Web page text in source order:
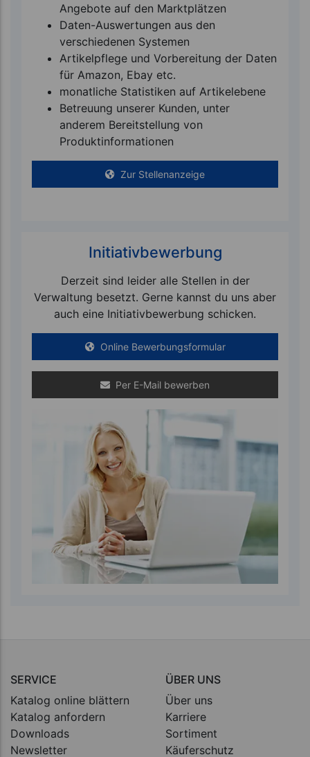
Angebote auf den Marktplätzen
Daten-Auswertungen aus den
verschiedenen Systemen
Artikelpflege und Vorbereitung der Daten
für Amazon, Ebay etc.
monatliche Statistiken auf Artikelebene
Betreuung unserer Kunden, unter
anderem Bereitstellung von
Produktinformationen
Zur Stellenanzeige
Initiativbewerbung
Derzeit sind leider alle Stellen in der
Verwaltung besetzt. Gerne kannst du uns aber
auch eine Initiativbewerbung schicken.
Online Bewerbungsformular
Per E-Mail bewerben
SERVICE
Katalog online blättern
Katalog anfordern
Downloads
Newsletter
ÜBER UNS
Über uns
Karriere
Sortiment
Käuferschutz